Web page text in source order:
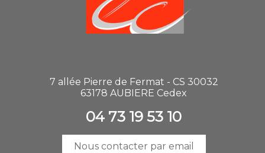
7 allée Pierre de Fermat - CS 30032
63178 AUBIERE Cedex
04 73 19 53 10
Nous contacter par email